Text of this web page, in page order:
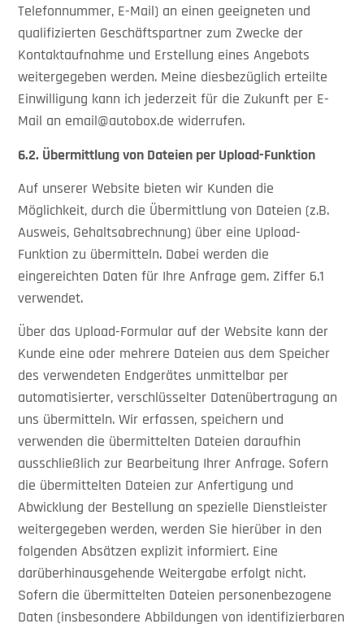
Telefonnummer, E-Mail) an einen geeigneten und
qualifizierten Geschäftspartner zum Zwecke der
Kontaktaufnahme und Erstellung eines Angebots
weitergegeben werden. Meine diesbezüglich erteilte
Einwilligung kann ich jederzeit für die Zukunft per E-
Mail an email@autobox.de widerrufen.
6.2. Übermittlung von Dateien per Upload-Funktion
Auf unserer Website bieten wir Kunden die
Möglichkeit, durch die Übermittlung von Dateien (z.B.
Ausweis, Gehaltsabrechnung) über eine Upload-
Funktion zu übermitteln. Dabei werden die
eingereichten Daten für Ihre Anfrage gem. Ziffer 6.1
verwendet.
Über das Upload-Formular auf der Website kann der
Kunde eine oder mehrere Dateien aus dem Speicher
des verwendeten Endgerätes unmittelbar per
automatisierter, verschlüsselter Datenübertragung an
uns übermitteln. Wir erfassen, speichern und
verwenden die übermittelten Dateien daraufhin
ausschließlich zur Bearbeitung Ihrer Anfrage. Sofern
die übermittelten Dateien zur Anfertigung und
Abwicklung der Bestellung an spezielle Dienstleister
weitergegeben werden, werden Sie hierüber in den
folgenden Absätzen explizit informiert. Eine
darüberhinausgehende Weitergabe erfolgt nicht.
Sofern die übermittelten Dateien personenbezogene
Daten (insbesondere Abbildungen von identifizierbaren